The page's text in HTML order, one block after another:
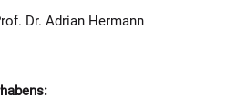
Dr. Adrian Hermann